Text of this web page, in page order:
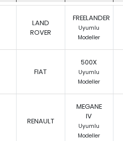
LAND
ROVER
FREELANDER
Uyumlu
Modeller
FIAT
500X
Uyumlu
Modeller
RENAULT
MEGANE
IV
Uyumlu
Modeller